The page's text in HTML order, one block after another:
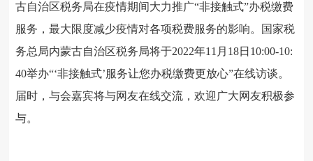
古自治区税务局在疫情期间大力推广“非接触式”办税缴费
服务，最大限度减少疫情对各项税费服务的影响。国家税
务总 局内蒙古自治区税务局将于2022年11月18日10:00-10:
40举办“‘非接触式’服务让您办税缴费更放心”在线访谈。
届时，与会嘉宾将与网友在线交流，欢迎广大网友积极参
与。